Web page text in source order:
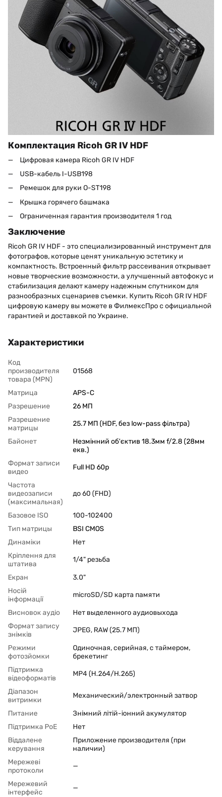
Комплектация Ricoh GR IV HDF
Цифровая камера Ricoh GR IV HDF
USB-кабель I-USB198
Ремешок для руки O-ST198
Крышка горячего башмака
Ограниченная гарантия производителя 1 год
Заключение
Ricoh GR IV HDF - это специализированный инструмент для
фотографов, которые ценят уникальную эстетику и
компактность. Встроенный фильтр рассеивания открывает
новые творческие возможности, а улучшенный автофокус и
стабилизация делают камеру надежным спутником для
разнообразных сценариев съемки. Купить Ricoh GR IV HDF
цифровую камеру вы можете в ФилмексПро с официальной
гарантией и доставкой по Украине.
Характеристики
Код
производителя
товара (MPN)
01568
Матрица
APS-C
Разрешение
26 МП
Разрешение
матрицы
25.7 МП (HDF, без low-pass фільтра)
Байонет
Незмінний об'єктив 18.3мм f/2.8 (28мм
екв.)
Формат записи
видео
Full HD 60p
Частота
видеозаписи
(максимальная)
до 60 (FHD)
Базовое ISO
100-102400
Тип матрицы
BSI CMOS
Динаміки
Нет
Кріплення для
штатива
1/4" резьба
Екран
3.0"
Носій
інформації
microSD/SD карта памяти
Висновок аудіо
Нет выделенного аудиовыхода
Формат запису
знімків
JPEG, RAW (25.7 МП)
Режими
фотозйомки
Одиночная, серийная, с таймером,
брекетинг
Підтримка
відеоформатів
MP4 (H.264/H.265)
Діапазон
витримки
Механический/электронный затвор
Питание
Знімний літій-іонний акумулятор
Підтримка PoЕ
Нет
Віддалене
керування
Приложение производителя (при
наличии)
Мережеві
протоколи
—
Мережевий
інтерфейс
—